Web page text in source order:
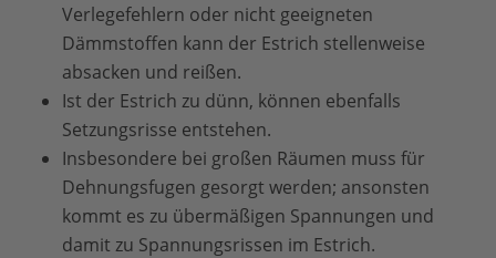
Verlegefehlern oder nicht geeigneten
Dämmstoffen kann der Estrich stellenweise
absacken und reißen.
Ist der Estrich zu dünn, können ebenfalls
Setzungsrisse entstehen.
Insbesondere bei großen Räumen muss für
Dehnungsfugen gesorgt werden; ansonsten
kommt es zu übermäßigen Spannungen und
damit zu Spannungsrissen im Estrich.